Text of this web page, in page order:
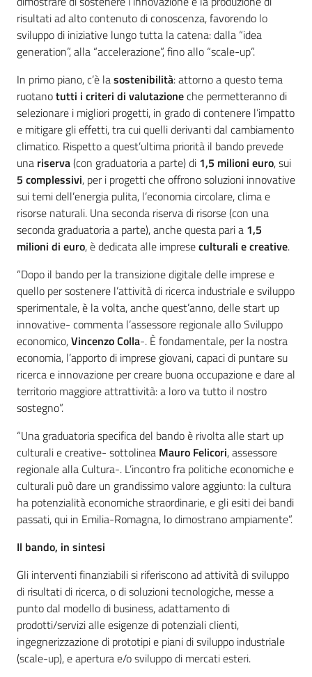
risultati ad alto contenuto di conoscenza, favorendo lo
sviluppo di iniziative lungo tutta la catena: dalla “idea
generation”, alla “accelerazione”, fino allo “scale-up”.
In primo piano, c’è lasostenibilità: attorno a questo tema
ruotanotutti i criteri di valutazioneche permetteranno di
selezionare i migliori progetti, in grado di contenere l’impatto
e mitigare gli effetti, tra cui quelli derivanti dal cambiamento
climatico. Rispetto a quest’ultima priorità il bando prevede
una riserva(con graduatoria a parte) di 1,5 milioni euro, sui
5 complessivi, per i progetti che offrono soluzioni innovative
sui temi dell’energia pulita, l’economia circolare, clima e
risorse naturali. Una seconda riserva di risorse (con una
seconda graduatoria a parte), anche questa pari a 1,5
milioni di euro, è dedicata alle impreseculturali e creative.
“Dopo il bando per la transizione digitale delle imprese e
quello per sostenere l’attività di ricerca industriale e sviluppo
sperimentale, è la volta, anche quest’anno, delle start up
innovative- commenta l’assessore regionale allo Sviluppo
economico,Vincenzo Colla-. È fondamentale, per la nostra
economia, l’apporto di imprese giovani, capaci di puntare su
ricerca e innovazione per creare buona occupazione e dare al
territorio maggiore attrattività: a loro va tutto il nostro
sostegno”.
“Una graduatoria specifica del bando è rivolta alle start up
culturali e creative- sottolinea Mauro Felicori, assessore
regionale alla Cultura-. L’incontro fra politiche economiche e
culturali può dare un grandissimo valore aggiunto: la cultura
ha potenzialità economiche straordinarie, e gli esiti dei bandi
passati, qui in Emilia-Romagna, lo dimostrano ampiamente”.
Il bando, in sintesi
Gli interventi finanziabili si riferiscono ad attività di sviluppo
di risultati di ricerca, o di soluzioni tecnologiche, messe a
punto dal modello di business, adattamento di
prodotti/servizi alle esigenze di potenziali clienti,
ingegnerizzazione di prototipi e piani di sviluppo industriale
(scale-up), e apertura e/o sviluppo di mercati esteri.